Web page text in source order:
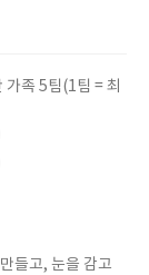
가족 5팀(1팀 = 최
들고, 눈을 감고